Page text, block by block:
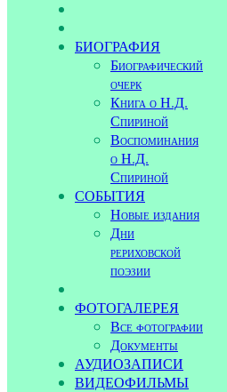
БИОГРАФИЯ
Биографический
очерк
Книга о Н.Д.
Спириной
Воспоминания
о Н.Д.
Спириной
СОБЫТИЯ
Новые издания
Дни
рериховской
поэзии
ФОТОГАЛЕРЕЯ
Все фотографии
Документы
АУДИОЗАПИСИ
ВИДЕОФИЛЬМЫ